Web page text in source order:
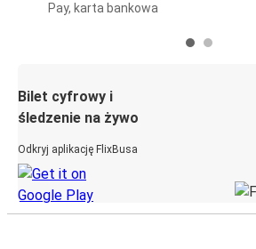
Pay, karta bankowa
Bilet cyfrowy i
śledzenie na żywo
Odkryj aplikację FlixBusa